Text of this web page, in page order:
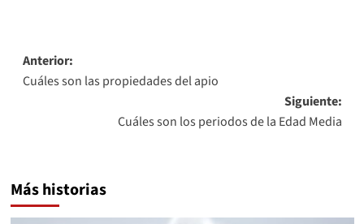
Navegación
de
Anterior:
Cuáles son las propiedades del apio
Siguiente:
Cuáles son los periodos de la Edad Media
Más historias